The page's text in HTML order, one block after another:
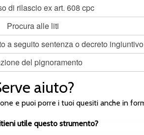
di rilascio ex art. 608 cpc
Procura alle liti
a seguito sentenza o decreto ingiuntivo
del pignoramento
aiuto?
e puoi porre i tuoi quesiti anche in
utile questo strumento?